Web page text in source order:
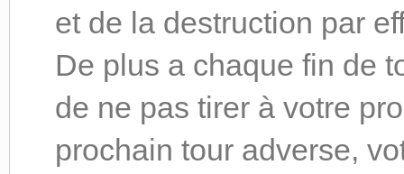
et de la destruction par
De plus a chaque fin de
de ne pas tirer à votre
prochain tour adverse,